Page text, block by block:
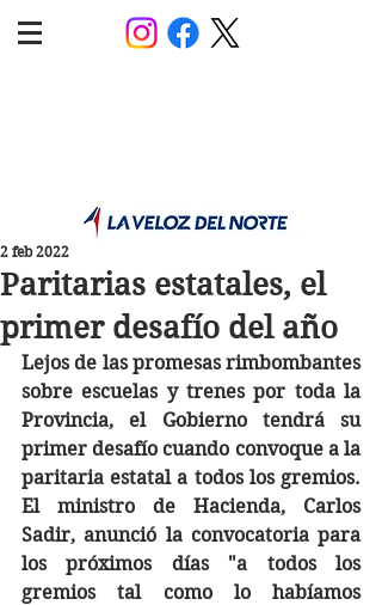
Paritarias estatales, el
primer desafío del año
2 feb 2022
Lejos de las promesas rimbombantes
sobre escuelas y trenes por toda la
Provincia, el Gobierno tendrá su
primer desafío cuando convoque a la
paritaria estatal a todos los gremios.
El ministro de Hacienda, Carlos
Sadir, anunció la convocatoria para
los próximos días "a todos los
gremios tal como lo habíamos